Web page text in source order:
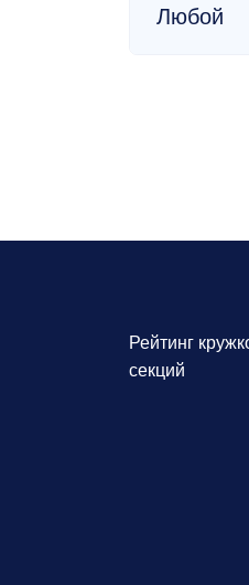
Любой
Рейтинг
секций